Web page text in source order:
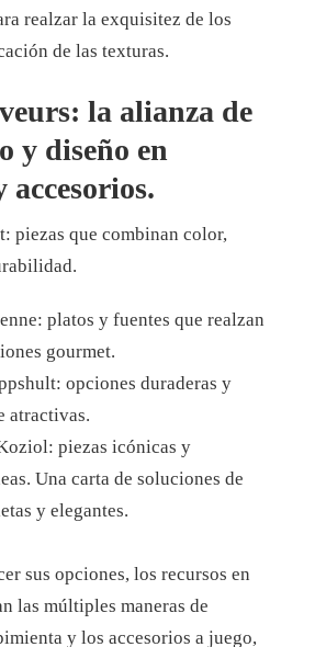
realzar la exquisitez de los
de las texturas.
la alianza de
y diseño en
piezas que combinan color,
platos y fuentes que realzan
gourmet.
opciones duraderas y
atractivas.
piezas icónicas y
Una carta de soluciones de
y elegantes.
sus opciones, los recursos en
las múltiples maneras de
y los accesorios a juego,